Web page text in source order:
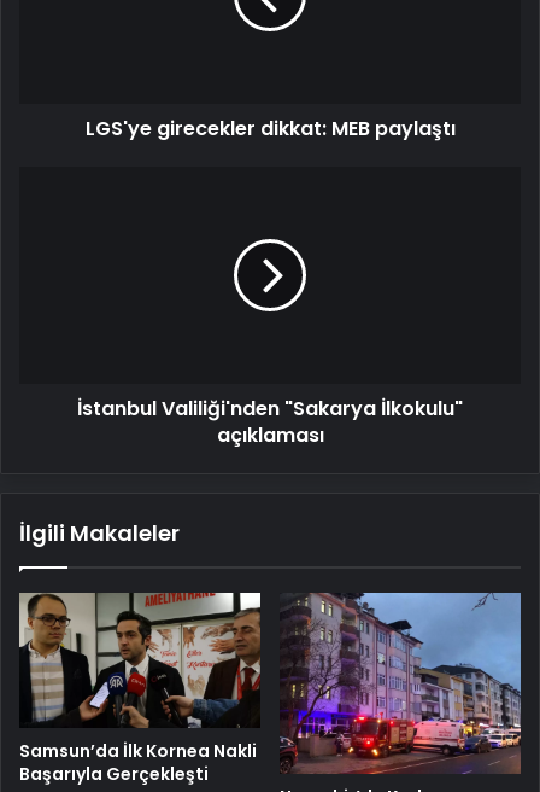
LGS'ye girecekler dikkat: MEB paylaştı
İstanbul Valiliği'nden "Sakarya İlkokulu"
açıklaması
İlgili Makaleler
Samsun’da İlk Kornea Nakli
Başarıyla Gerçekleşti